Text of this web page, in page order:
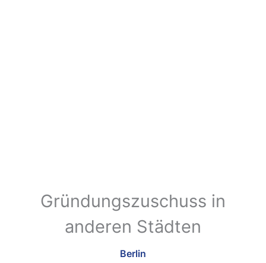
Gründungszuschuss in
anderen Städten
Berlin